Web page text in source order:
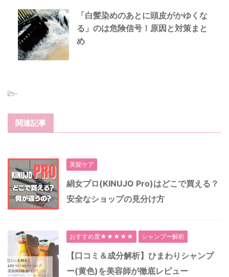
「白髪染めのあとに頭皮がかゆくな
る」のは危険信号！原因と対策まと
め
-
関連記事
美髪ケア
絹女プロ(KINUJO Pro)はどこで買える？
安全なショップの見分け方
おすすめ度★★★★★ シャンプー解析
【口コミ＆成分解析】ひまわりシャンプ
ー(黄色)を美容師が徹底レビュー